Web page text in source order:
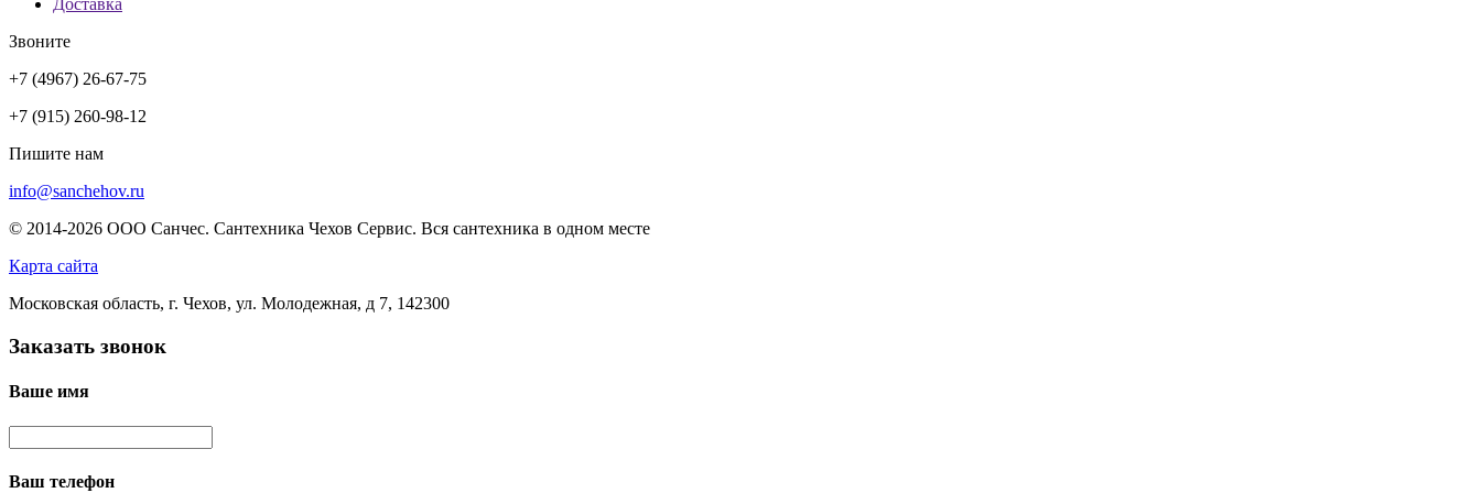
Доставка
Звоните
+7 (4967) 26-67-75
+7 (915) 260-98-12
Пишите нам
info@sanchehov.ru
© 2014-2026 ООО Санчес. Сантехника Чехов Сервис. Вся сантехника в одном месте
Карта сайта
Московская область, г. Чехов, ул. Молодежная, д 7, 142300
Заказать звонок
Ваше имя
Ваш телефон